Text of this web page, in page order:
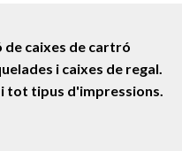
de caixes de cartró
i caixes de regal.
tot tipus d'impressions.